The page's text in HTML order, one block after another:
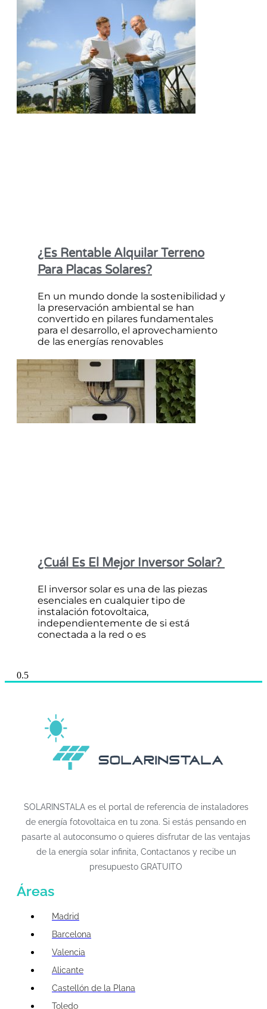
¿Es Rentable Alquilar Terreno
Para Placas Solares?
En un mundo donde la sostenibilidad y
la preservación ambiental se han
convertido en pilares fundamentales
para el desarrollo, el aprovechamiento
de las energías renovables
¿Cuál Es El Mejor Inversor Solar?
El inversor solar es una de las piezas
esenciales en cualquier tipo de
instalación fotovoltaica,
independientemente de si está
conectada a la red o es
SOLARINSTALA es el portal de referencia de instaladores
de energía fotovoltaica en tu zona. Si estás pensando en
pasarte al autoconsumo o quieres disfrutar de las ventajas
de la energía solar infinita, Contactanos y recibe un
presupuesto GRATUITO
Áreas
Madrid
Barcelona
Valencia
Alicante
Castellón de la Plana
Toledo